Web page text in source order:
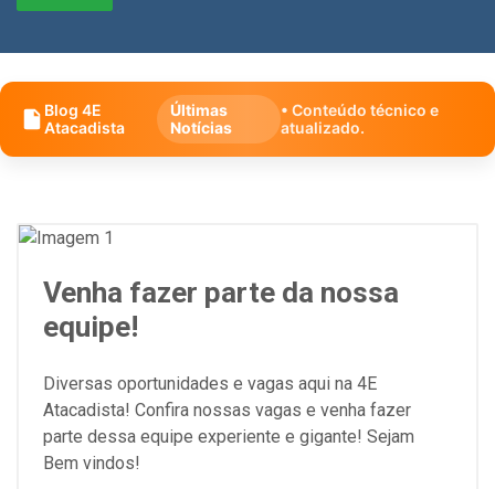
Blog 4E
Atacadista
Últimas
Notícias
• Conteúdo técnico e
atualizado.
Venha fazer parte da nossa
equipe!
Diversas oportunidades e vagas aqui na 4E
Atacadista! Confira nossas vagas e venha fazer
parte dessa equipe experiente e gigante! Sejam
Bem vindos!